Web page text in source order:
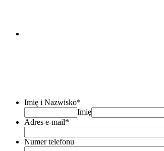
Imię i Nazwisko*
Imię
Adres e-mail*
Numer telefonu